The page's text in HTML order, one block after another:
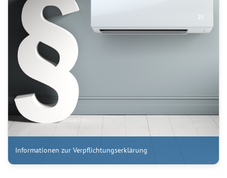
Informationen zur Verpflichtungserklärung